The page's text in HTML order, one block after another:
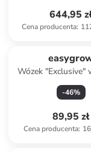
644,95
Cena producenta:
Wózek "Exclusive"
szarym
-46%
89,95 zł
Cena producenta: